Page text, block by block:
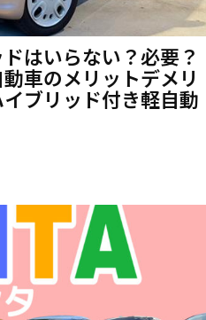
はいらない？必要？
車のメリットデメリ
ブリッド付き軽自動